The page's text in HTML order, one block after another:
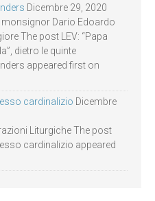
Dicembre 29, 2020
Dario Edoardo
The post LEV: “Papa
dietro le quinte
appeared first on
cardinalizio Dicembre
Liturgiche The post
cardinalizio appeared